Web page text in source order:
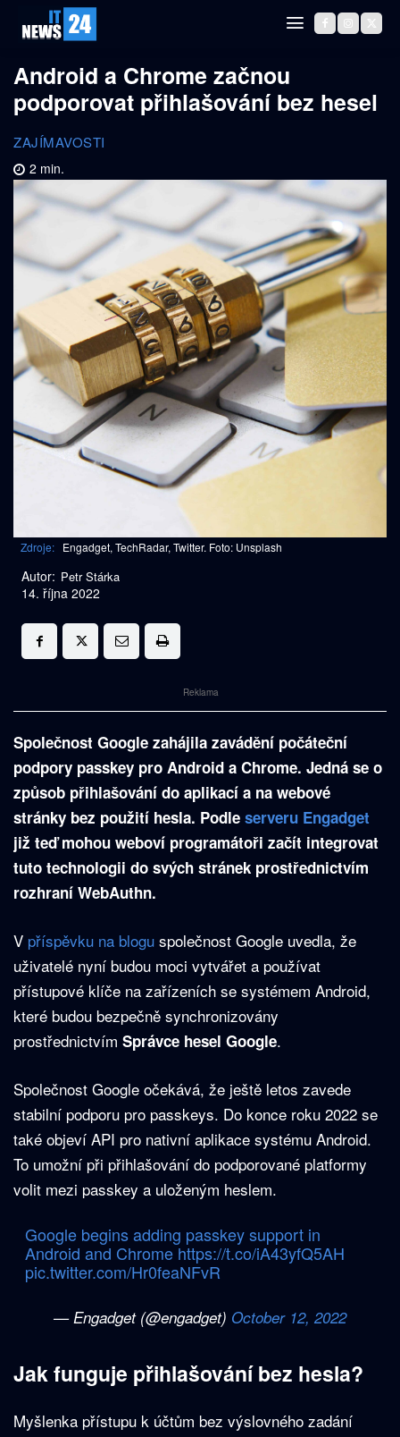
Android a Chrome začnou
podporovat přihlašování bez hesel
ZAJÍMAVOSTI
2 min.
Zdroje: Engadget, TechRadar, Twitter. Foto: Unsplash
Autor: Petr Stárka
14. října 2022
Reklama
Společnost Google zahájila zavádění počáteční
podpory passkey pro Android a Chrome. Jedná se o
způsob přihlašování do aplikací a na webové
stránky bez použití hesla. Podle serveru Engadget
již teď mohou weboví programátoři začít integrovat
tuto technologii do svých stránek prostřednictvím
rozhraní WebAuthn.
V příspěvku na blogu společnost Google uvedla, že
uživatelé nyní budou moci vytvářet a používat
přístupové klíče na zařízeních se systémem Android,
které budou bezpečně synchronizovány
prostřednictvím Správce hesel Google.
Společnost Google očekává, že ještě letos zavede
stabilní podporu pro passkeys. Do konce roku 2022 se
také objeví API pro nativní aplikace systému Android.
To umožní při přihlašování do podporované platformy
volit mezi passkey a uloženým heslem.
Google begins adding passkey support in
Android and Chrome https://t.co/iA43yfQ5AH
pic.twitter.com/Hr0feaNFvR
— Engadget (@engadget) October 12, 2022
Jak funguje přihlašování bez hesla?
Myšlenka přístupu k účtům bez výslovného zadání